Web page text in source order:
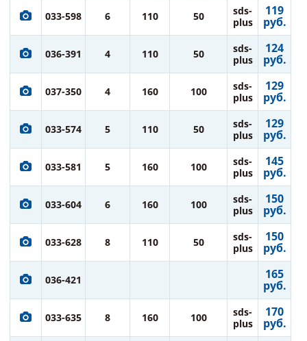
033-598 6 110 50
sds-
plus
119
руб.
036-391 4 110 50
sds-
plus
124
руб.
037-350 4 160 100
sds-
plus
129
руб.
033-574 5 110 50
sds-
plus
129
руб.
033-581 5 160 100
sds-
plus
145
руб.
033-604 6 160 100
sds-
plus
150
руб.
033-628 8 110 50
sds-
plus
150
руб.
036-421 165
руб.
033-635 8 160 100
sds-
plus
170
руб.